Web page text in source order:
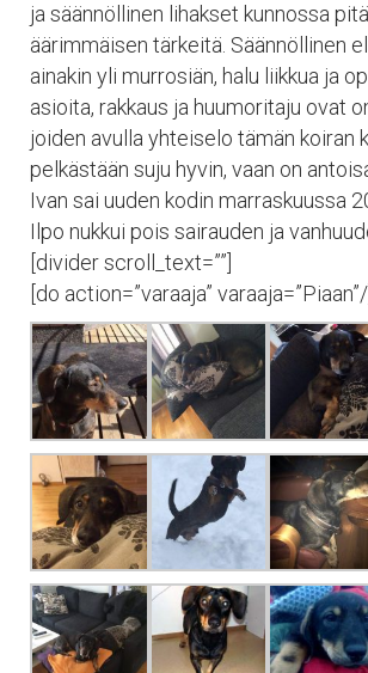
ja säännöllinen lihakset kunnossa
äärimmäisen tärkeitä. Säännöllinen
ainakin yli murrosiän, halu liikkua ja
asioita, rakkaus ja huumoritaju ovat
joiden avulla yhteiselo tämän koiran
pelkästään suju hyvin, vaan on
Ivan sai uuden kodin marraskuussa
Ilpo nukkui pois sairauden ja
[divider scroll_text=””]
[do action=”varaaja” varaaja=”Piaan”/]